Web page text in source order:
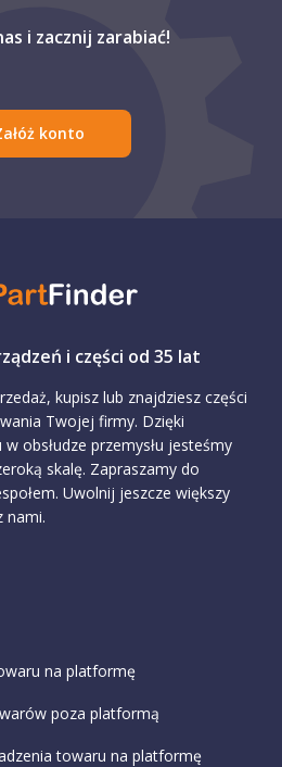
i zacznij zarabiać!
konto
i części od 35 lat
kupisz lub znajdziesz części
Twojej firmy. Dzięki
obsłudze przemysłu jesteśmy
skalę. Zapraszamy do
Uwolnij jeszcze większy
nami.
na platformę
poza platformą
towaru na platformę